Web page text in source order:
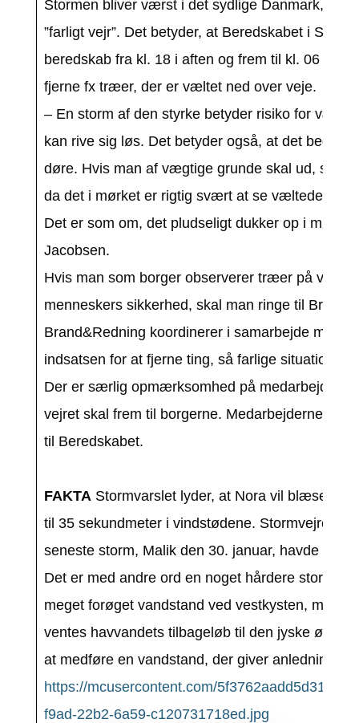
Stormen bliver værst i det sydlige Danmark,
”farligt vejr”. Det betyder, at Beredskabet i
beredskab fra kl. 18 i aften og frem til kl. 06 i
fjerne fx træer, der er væltet ned over veje.
– En storm af den styrke betyder risiko for
kan rive sig løs. Det betyder også, at det bedste
døre. Hvis man af vægtige grunde skal ud, skal
da det i mørket er rigtig svært at se væltede
Det er som om, det pludseligt dukker op i
Jacobsen.
Hvis man som borger observerer træer på vejen
menneskers sikkerhed, skal man ringe til
Brand&Redning koordinerer i samarbejde med
indsatsen for at fjerne ting, så farlige situationer
Der er særlig opmærksomhed på
vejret skal frem til borgerne. Medarbejderne i
til Beredskabet.
FAKTAStormvarslet lyder, at Nora vil blæse 25-
til 35 sekundmeter i vindstødene. Stormvejret
seneste storm, Malik den 30. januar, havde
Det er med andre ord en noget hårdere storm,
meget forøget vandstand ved vestkysten, men
ventes havvandets tilbageløb til den jyske
at medføre en vandstand, der giver anledning til
https://mcusercontent.com/
f9ad-22b2-6a59-c120731718ed.jpg